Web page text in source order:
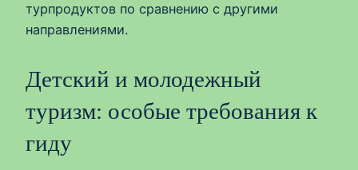
турпродуктов по сравнению с другими
направлениями.
Детский и молодежный
туризм: особые требования к
гиду